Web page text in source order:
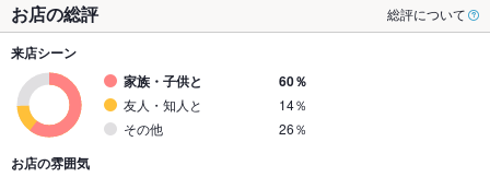
お店の総評 総評について
来店シーン
家族・子供と
60％
友人・知人と
14％
その他
26％
お店の雰囲気